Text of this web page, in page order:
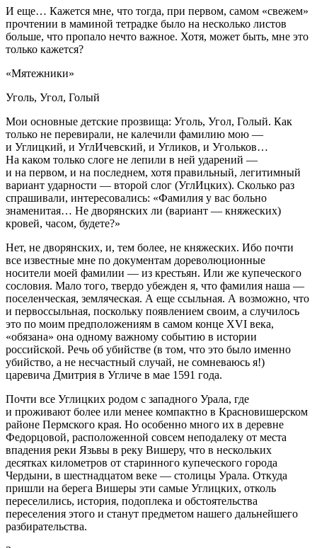
И еще… Кажется мне, что тогда, при первом, самом «свежем»
прочтении в маминой тетрадке было на несколько листов
больше, что пропало нечто важное. Хотя, может быть, мне это
только кажется?
«Мятежники»
Уголь, Угол, Голый
Мои основные детские прозвища: Уголь, Угол, Голый. Как
только не перевирали, не калечили фамилию мою —
и Углицкий, и УглИчевский, и Угликов, и Угольков…
На каком только слоге не лепили в ней ударений —
и на первом, и на последнем, хотя правильный, легитимный
вариант ударности — второй слог (УглИцких). Сколько раз
спрашивали, интересовались: «Фамилия у вас больно
знаменитая… Не дворянских ли (вариант — княжеских)
кровей, часом, будете?»
Нет, не дворянских, и, тем более, не княжеских. Ибо почти
все известные мне по документам дореволюционные
носители моей фамилии — из крестьян. Или же купеческого
сословия. Мало того, твердо убежден я, что фамилия наша —
поселенческая, земляческая. А еще ссыльная. А возможно, что
и первоссыльная, поскольку появлением своим, а случилось
это по моим предположениям в самом конце XVI века,
«обязана» она одному важному событию в истории
российской. Речь об убийстве (в том, что это было именно
убийство, а не несчастный случай, не сомневаюсь я!)
царевича Дмитрия в Угличе в мае 1591 года.
Почти все Углицких родом с западного Урала, где
и проживают более или менее компактно в Красновишерском
районе Пермского края. Но особенно много их в деревне
Федорцовой, расположенной совсем неподалеку от места
впадения реки Язьвы в реку Вишеру, что в нескольких
десятках километров от старинного купеческого города
Чердыни, в шестнадцатом веке — столицы Урала. Откуда
пришли на берега Вишеры эти самые Углицких, отколь
переселились, история, подоплека и обстоятельства
переселения этого и станут предметом нашего дальнейшего
разбирательства.